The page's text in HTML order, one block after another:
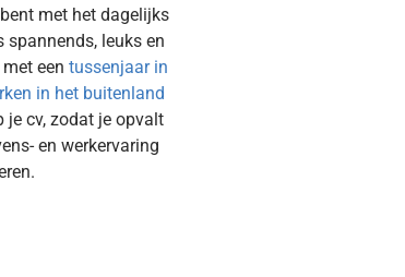
met het dagelijks
spannends, leuks en
een tussenjaar in
in het buitenland
je cv, zodat je opvalt
en werkervaring